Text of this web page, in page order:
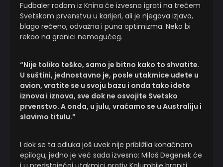
Fudbaler rodom iz Knina će izvesno igrati na trećem
Svetskom prvenstvu u karijeri, ali je njegova izjava,
blago rečeno, odvažna i puna optimizma. Neko bi
rekao na granici nemogućeg.
“Nije toliko teško, samo je bitno kako to shvatite.
U suštini, jednostavno je, posle utakmice uđete u
avion, vratite se u svoju bazu i onda tako idete
iznova i iznova, sve dok ne osvojite Svetsko
prvenstvo. A onda, u julu, vraćamo se u Australiju i
slavimo titulu.”
I dok se ta odluka još uvek nije približila konačnom
epilogu, jedno je već sada izvesno: Miloš Degenek će